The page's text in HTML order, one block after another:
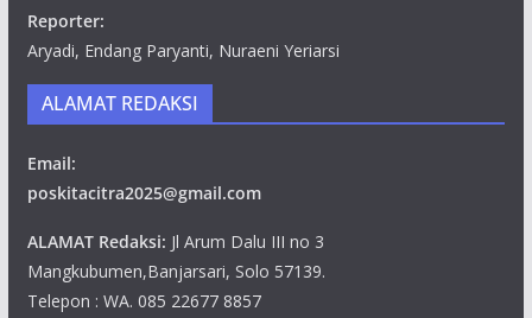
Reporter:
Aryadi, Endang Paryanti, Nuraeni Yeriarsi
ALAMAT REDAKSI
Email:
poskitacitra2025@gmail.com
ALAMAT Redaksi: Jl Arum Dalu III no 3
Mangkubumen,Banjarsari, Solo 57139.
Telepon : WA. 085 22677 8857